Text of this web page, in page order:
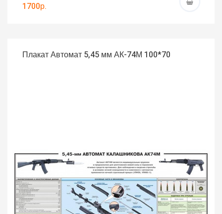
1700р.
Плакат Автомат 5,45 мм АК-74М 100*70